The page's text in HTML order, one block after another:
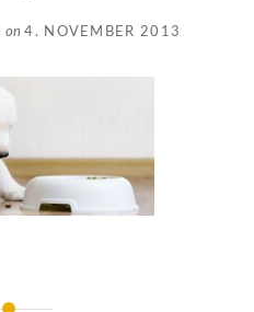
on4. NOVEMBER 2013